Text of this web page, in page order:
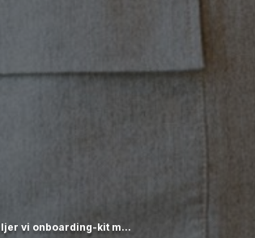
vi onboarding-kit m...